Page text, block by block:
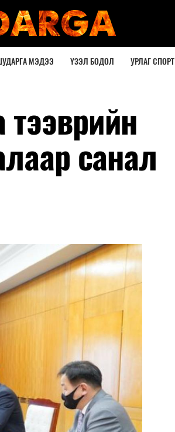
МЭДЭЭ ҮЗЭЛ БОДОЛ УРЛАГ СПОРТ
санал